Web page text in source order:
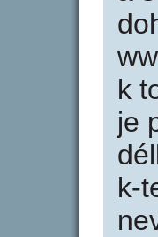
k
je
k-